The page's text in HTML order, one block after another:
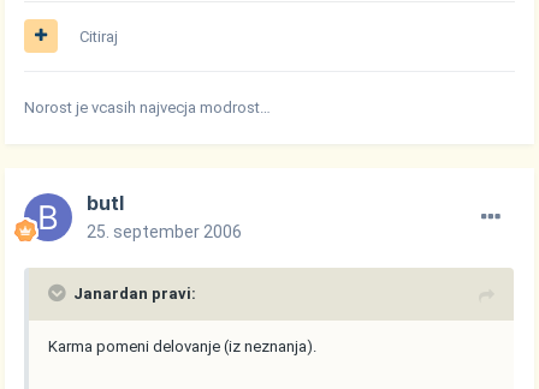
Citiraj
Norost je vcasih najvecja modrost…
butl
25. september 2006
Janardan pravi:
Karma pomeni delovanje (iz neznanja).